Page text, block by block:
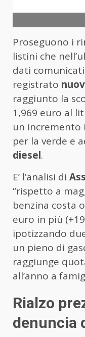
Proseguono i
listini che
dati
registrato
raggiunto la
1,969 euro al
un incremento
per la verde e
diesel.
E’ l’analisi di
“rispetto a
benzina costa
euro in più
ipotizzando
un pieno di
raggiunge
all’anno a
Rialzo
denuncia